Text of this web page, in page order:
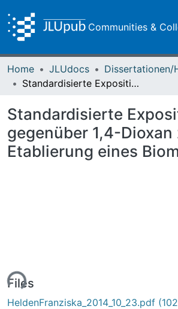
Communities &
Home JLUdocs
Standardisierte Expositionen gegenüber 1,4-Dioxan zur Etablierung eines Biomonitorings
Standardisierte
gegenüber 1,4-Dioxan
Etablierung eines
Files
HeldenFranziska_2014_10_23.pdf